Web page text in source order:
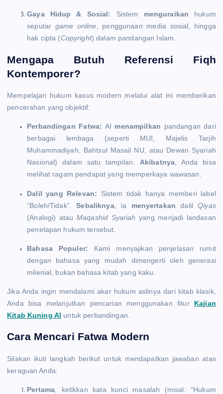
Gaya Hidup & Sosial: Sistem menguraikan hukum
seputar game online, penggunaan media sosial, hingga
hak cipta (Copyright) dalam pandangan Islam.
Mengapa Butuh Referensi Fiqh
Kontemporer?
Mempelajari hukum kasus modern melalui alat ini memberikan
pencerahan yang objektif:
Perbandingan Fatwa: AI menampilkan pandangan dari
berbagai lembaga (seperti MUI, Majelis Tarjih
Muhammadiyah, Bahtsul Masail NU, atau Dewan Syariah
Nasional) dalam satu tampilan. Akibatnya, Anda bisa
melihat ragam pendapat yang memperkaya wawasan.
Dalil yang Relevan: Sistem tidak hanya memberi label
“Boleh/Tidak”.Sebaliknya, ia menyertakan dalilQiyas
(Analogi) atau Maqashid Syariah yang menjadi landasan
penetapan hukum tersebut.
Bahasa Populer: Kami menyajikan penjelasan rumit
dengan bahasa yang mudah dimengerti oleh generasi
milenial, bukan bahasa kitab yang kaku.
Jika Anda ingin mendalami akar hukum aslinya dari kitab klasik,
Anda bisa melanjutkan pencarian menggunakan fitur Kajian
Kitab Kuning AI untuk perbandingan.
Cara Mencari Fatwa Modern
Silakan ikuti langkah berikut untuk mendapatkan jawaban atas
keraguan Anda:
Pertama , ketikkan kata kunci masalah (misal: “Hukum